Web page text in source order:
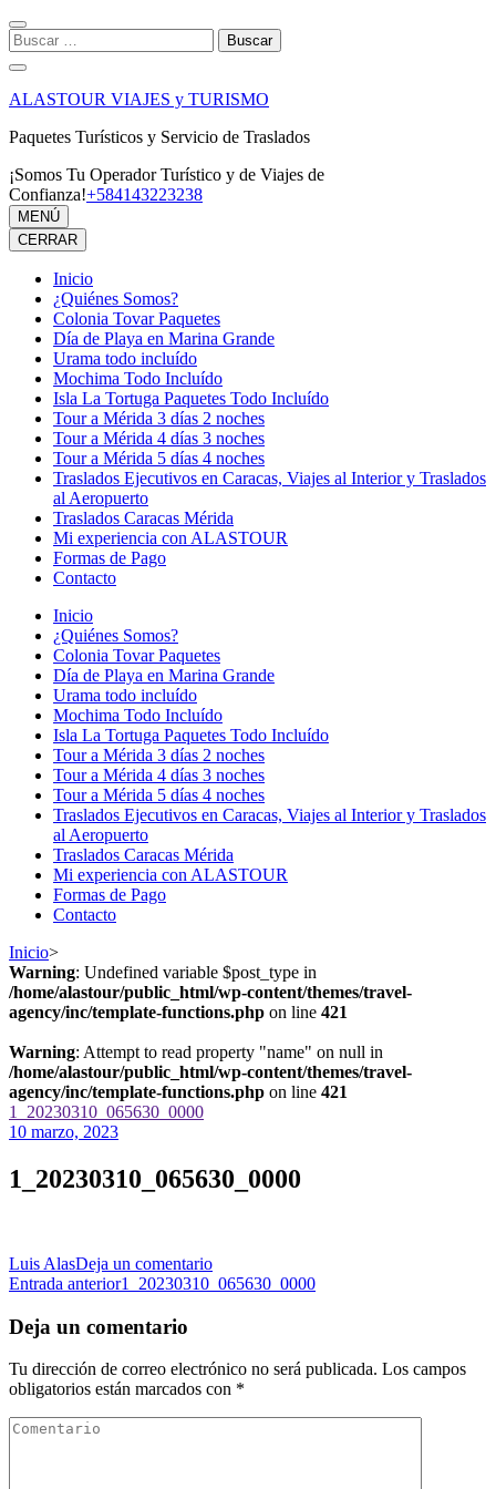
Saltar
al
contenido
(presiona
la
Intro)
Buscar:
ALASTOUR VIAJES y TURISMO
Paquetes Turísticos y Servicio de Traslados
¡Somos Tu Operador Turístico y de Viajes de
Confianza!+584143223238
MENÚ
CERRAR
Inicio
¿Quiénes Somos?
Colonia Tovar Paquetes
Día de Playa en Marina Grande
Urama todo incluído
Mochima Todo Incluído
Isla La Tortuga Paquetes Todo Incluído
Tour a Mérida 3 días 2 noches
Tour a Mérida 4 días 3 noches
Tour a Mérida 5 días 4 noches
Traslados Ejecutivos en Caracas, Viajes al Interior y Traslados
al Aeropuerto
Traslados Caracas Mérida
Mi experiencia con ALASTOUR
Formas de Pago
Contacto
Inicio
¿Quiénes Somos?
Colonia Tovar Paquetes
Día de Playa en Marina Grande
Urama todo incluído
Mochima Todo Incluído
Isla La Tortuga Paquetes Todo Incluído
Tour a Mérida 3 días 2 noches
Tour a Mérida 4 días 3 noches
Tour a Mérida 5 días 4 noches
Traslados Ejecutivos en Caracas, Viajes al Interior y Traslados
al Aeropuerto
Traslados Caracas Mérida
Mi experiencia con ALASTOUR
Formas de Pago
Contacto
Inicio>
Warning: Undefined variable $post_type in
/home/alastour/public_html/wp-content/themes/travel-
agency/inc/template-functions.php on line 421
Warning: Attempt to read property "name" on null in
/home/alastour/public_html/wp-content/themes/travel-
agency/inc/template-functions.php on line 421
1_20230310_065630_0000
10 marzo, 2023
1_20230310_065630_0000
Luis AlasDeja un comentarioen
1_20230310_065630_0000
Navegación
de
las
entradas
Entrada anterior1_20230310_065630_0000
Deja un comentario
Tu dirección de correo electrónico no será publicada. Los campos
obligatorios están marcados con *
Comentario